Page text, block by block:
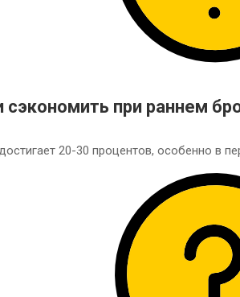
при раннем
20-30 процентов, особенно в